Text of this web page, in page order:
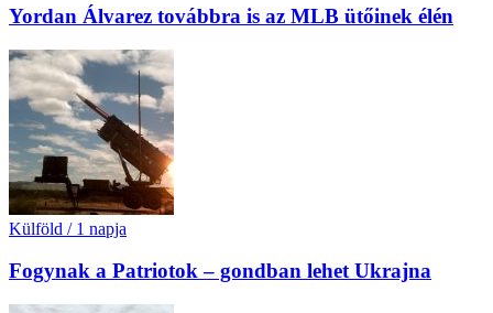
Yordan Álvarez továbbra is az MLB ütőinek élén
Külföld / 1 napja
Fogynak a Patriotok – gondban lehet Ukrajna